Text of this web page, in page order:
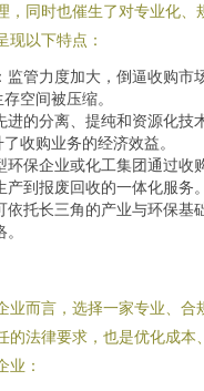
，同时也催生了对专业化、
现以下特点：
：监管力度加大，倒逼收购市
空间被压缩。
进的分离、提纯和资源化技
收购业务的经济效益。
环保企业或化工集团通过收
到报废回收的一体化服务。
依托长三角的产业与环保基
业而言，选择一家专业、合
的法律要求，也是优化成本
业：